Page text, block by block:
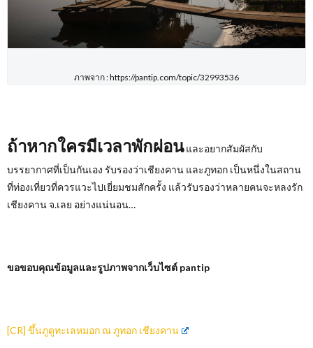
ภาพจาก : https://pantip.com/topic/32993536
ถ้าหากใครมีเวลาพักผ่อนและอยากสัมผัสกับ
บรรยากาศที่เป็นกันเอง รับรองว่าเชียงคาน และภูทอก เป็นหนึ่งในสถาน
ที่ท่องเที่ยวที่ควรแวะไปเยี่ยมชมสักครั้ง แล้วรับรองว่าหลายคนจะหลงรัก
เชียงคาน จ.เลย อย่างแน่นอน…
ขอขอบคุณข้อมูลและรูปภาพจากเว็บไซต์ pantip
[CR] ขึ้นภูดูทะเลหมอก ณ ภูทอก เชียงคาน